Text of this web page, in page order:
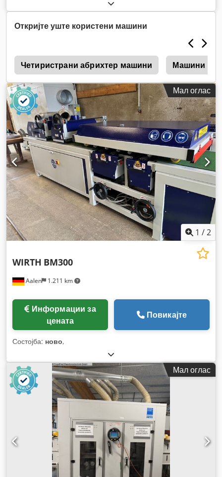
Откријте уште користени машини
Четиристрани абрихтер машини Машини за
Мал оглас
1 /2
Aalen 1.211 km
WIRTH BM300
цената
Повикајте
Состојба: ново,
Мал оглас